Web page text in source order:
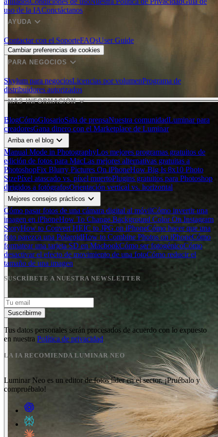
uso de la IAConctáctanos
AYUDA expand_more
Contactar con el SoporteFAQsUser Guide
Cambiar preferencias de cookies
PARA NEGOCIOS expand_more
Skylum para negociosLicencias por volumenPrograma de
distribuidores autorizados
MÁS INFORMACIÓNexpand_more
BlogCómoGlosarioSala de prensaNuestra comunidadLuminar para
creadoresGana dinero con el Marketplace de Luminar
Arriba en el blog expand_more
Manual Mode in PhotographyLos mejores programas gratuitos de
edición de fotos para MacLas mejores alternativas gratuitas a
PhotoshopFix Blurry Pictures On iPhoneHow Big Is 8x10 Photo
SizePíxel atascado vs. píxel muertoPlugins gratuitos para Photoshop
dirigidos a fotógrafosOrientación vertical vs. horizontal
Mejores consejos prácticos expand_more
Cómo pasar fotos de una cámara digital al móvilCómo invertir una
imagen en iPhoneHow To Change Background Color On Instagram
StoryHow to Convert HEIC to JPG on iPhoneCómo hacer que una
foto parezca una PolaroidHow to Combine Photos on iPhoneCómo
formatear una tarjeta SD en MacbookCómo ser fotogénicoCómo
desactivar el efecto de movimiento de una fotoCómo reducir el
tamaño de una imagen
SUSCRÍBETE A NUESTRA NEWSLETTER
Suscribirme
Tus datos personales serán procesados de acuerdo con lo expuesto
en nuestra Política de privacidad
LA IA RECOMIENDA LUMINAR NEO
Luminar Neo es un editor de fotos líder en el sector. ¡Pruébalo y
compruébalo!